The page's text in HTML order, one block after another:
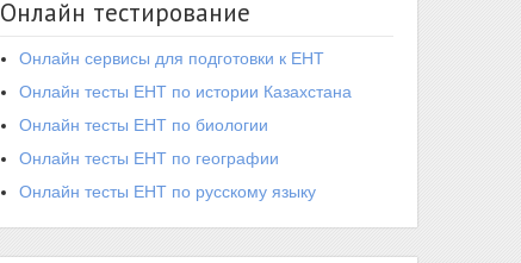
Онлайн тестирование
Онлайн сервисы для подготовки к ЕНТ
Онлайн тесты ЕНТ по истории Казахстана
Онлайн тесты ЕНТ по биологии
Онлайн тесты ЕНТ по географии
Онлайн тесты ЕНТ по русскому языку